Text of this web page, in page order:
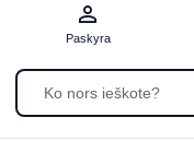
person_outline
Paskyra